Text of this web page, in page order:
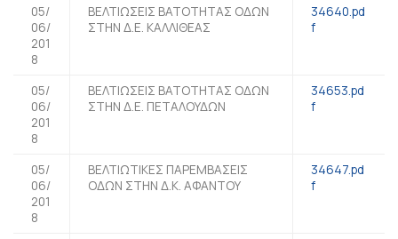
05/
06/
201
8
ΒΕΛΤΙΩΣΕΙΣ ΒΑΤΟΤΗΤΑΣ ΟΔΩΝ
ΣΤΗΝ Δ.Ε. ΚΑΛΛΙΘΕΑΣ
34640.pd
f
05/
06/
201
8
ΒΕΛΤΙΩΣΕΙΣ ΒΑΤΟΤΗΤΑΣ ΟΔΩΝ
ΣΤΗΝ Δ.Ε. ΠΕΤΑΛΟΥΔΩΝ
34653.pd
f
05/
06/
201
8
ΒΕΛΤΙΩΤΙΚΕΣ ΠΑΡΕΜΒΑΣΕΙΣ
ΟΔΩΝ ΣΤΗΝ Δ.Κ. ΑΦΑΝΤΟΥ
34647.pd
f